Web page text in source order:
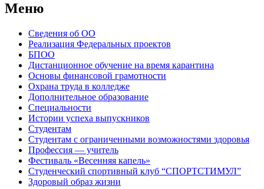
Меню
Сведения об ОО
Реализация Федеральных проектов
БПОО
Дистанционное обучение на время карантина
Основы финансовой грамотности
Охрана труда в колледже
Дополнительное образование
Специальности
Истории успеха выпускников
Студентам
Студентам с ограниченными возможностями здоровья
Профессия — учитель
Фестиваль «Весенняя капель»
Студенческий спортивный клуб “СПОРТСТИМУЛ”
Здоровый образ жизни